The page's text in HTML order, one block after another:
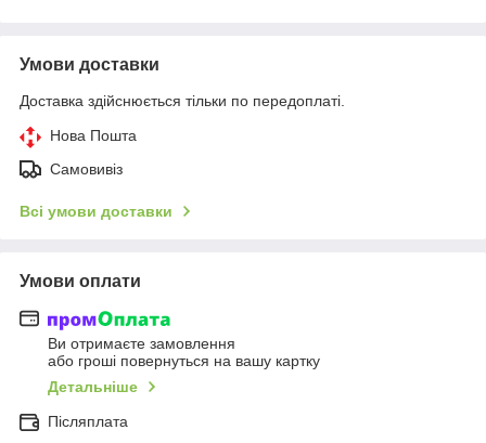
Умови доставки
Доставка здійснюється тільки по передоплаті.
Нова Пошта
Самовивіз
Всі умови доставки
Умови оплати
Ви отримаєте замовлення
або гроші повернуться на вашу картку
Детальніше
Післяплата